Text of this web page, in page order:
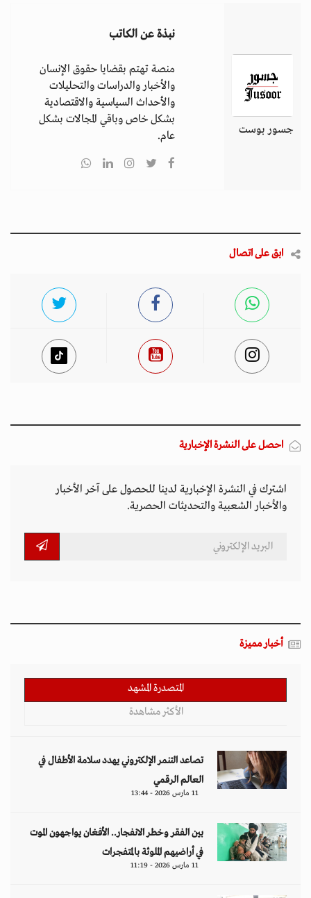
جسور بوست
نبذة عن الكاتب
منصة تهتم بقضايا حقوق الإنسان
والأخبار والدراسات والتحليلات
والأحداث السياسية والاقتصادية
بشكل خاص وباقي المجالات بشكل
عام.
ابق على اتصال
احصل على النشرة الإخبارية
اشترك في النشرة الإخبارية لدينا للحصول على آخر الأخبار
والأخبار الشعبية والتحديثات الحصرية.
أخبار مميزة
المتصدرة المشهد
الأكثر مشاهدة
تصاعد التنمر الإلكتروني يهدد سلامة الأطفال في
العالم الرقمي
11 مارس 2026 - 13:44
بين الفقر وخطر الانفجار.. الأفغان يواجهون الموت
في أراضيهم الملوثة بالمتفجرات
11 مارس 2026 - 11:19